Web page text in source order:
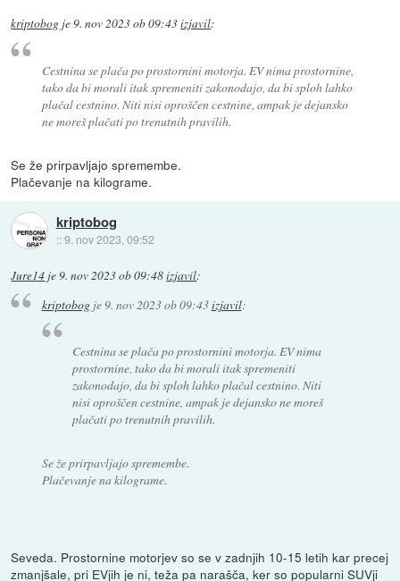
kriptobog je9. nov 2023 ob 09:43izjavil:
Cestnina se plača po prostornini motorja. EV nima prostornine,
tako da bi morali itak spremeniti zakonodajo, da bi sploh lahko
plačal cestnino. Niti nisi oproščen cestnine, ampak je dejansko
ne moreš plačati po trenutnih pravilih.
Se že prirpavljajo spremembe.
Plačevanje na kilograme.
kriptobog
::9. nov 2023, 09:52
Jure14 je9. nov 2023 ob 09:48izjavil:
kriptobogje9. nov 2023 ob 09:43izjavil:
Cestnina se plača po prostornini motorja. EV nima
prostornine, tako da bi morali itak spremeniti
zakonodajo, da bi sploh lahko plačal cestnino. Niti
nisi oproščen cestnine, ampak je dejansko ne moreš
plačati po trenutnih pravilih.
Se že prirpavljajo spremembe.
Plačevanje na kilograme.
Seveda. Prostornine motorjev so se v zadnjih 10-15 letih kar precej
zmanjšale, pri EVjih je ni, teža pa narašča, ker so popularni SUVji